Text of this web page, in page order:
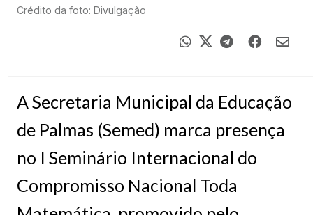
Crédito da foto: Divulgação
A Secretaria Municipal da Educação
de Palmas (Semed) marca presença
no I Seminário Internacional do
Compromisso Nacional Toda